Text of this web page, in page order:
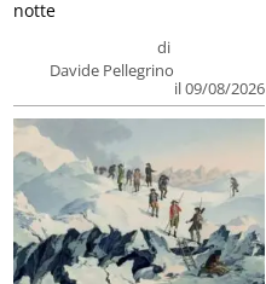
di
Davide Pellegrino
il 09/08/2026
notte